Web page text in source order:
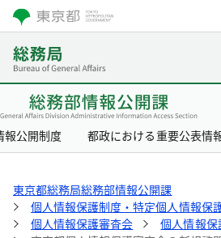
報公開制度 都政における重要公表情
東京都総務局総務部情報公開課
個人情報保護制度・特定個人情報保
個人情報保護審査会
個人情報保